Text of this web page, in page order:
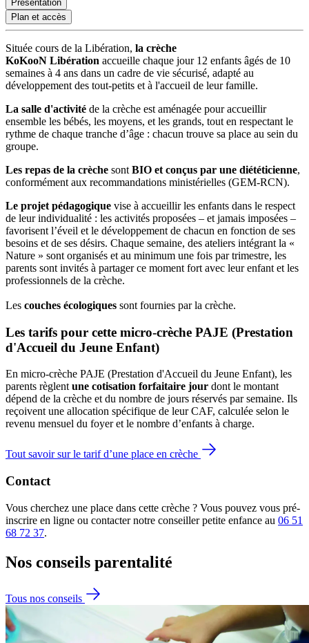
Présentation
Plan et accès
Située cours de la Libération, la crèche
KoKooN Libération accueille chaque jour 12 enfants âgés de 10
semaines à 4 ans dans un cadre de vie sécurisé, adapté au
développement des tout-petits et à l'accueil de leur famille.
La salle d'activité de la crèche est aménagée pour accueillir
ensemble les bébés, les moyens, et les grands, tout en respectant le
rythme de chaque tranche d’âge : chacun trouve sa place au sein du
groupe.
Les repas de la crèche sont BIO et conçus par une diététicienne,
conformément aux recommandations ministérielles (GEM-RCN).
Le projet pédagogique vise à accueillir les enfants dans le respect
de leur individualité : les activités proposées – et jamais imposées –
favorisent l’éveil et le développement de chacun en fonction de ses
besoins et de ses désirs. Chaque semaine, des ateliers intégrant la «
Nature » sont organisés et au minimum une fois par trimestre, les
parents sont invités à partager ce moment fort avec leur enfant et les
professionnels de la crèche.
Les couches écologiques sont fournies par la crèche.
Les tarifs pour cette micro-crèche PAJE (Prestation
d'Accueil du Jeune Enfant)
En micro-crèche PAJE (Prestation d'Accueil du Jeune Enfant), les
parents règlent une cotisation forfaitaire jour dont le montant
dépend de la crèche et du nombre de jours réservés par semaine. Ils
reçoivent une allocation spécifique de leur CAF, calculée selon le
revenu mensuel du foyer et le nombre d’enfants à charge.
Tout savoir sur le tarif d’une place en crèche
Contact
Vous cherchez une place dans cette crèche ? Vous pouvez vous pré-
inscrire en ligne ou contacter notre conseiller petite enfance au 06 51
68 72 37.
Nos conseils parentalité
Tous nos conseils